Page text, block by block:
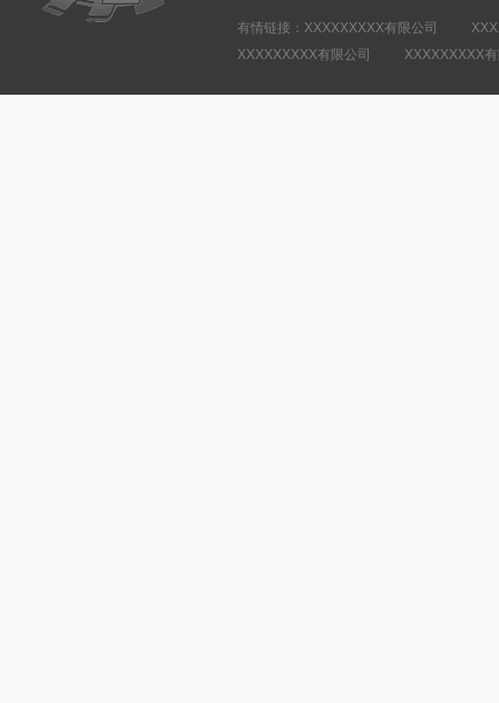
有情链接：XXXXXXXXX有限公司
XXXXXXXXX有限公司 XXXXXXXXX有